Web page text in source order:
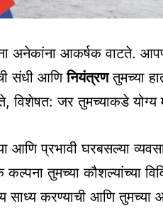
अनेकांना आकर्षक वाटते.
संधी आणिनियंत्रणतुमच्या
जर तुमच्याकडे योग्य
आणि प्रभावी घरबसल्या
कल्पना तुमच्या कौशल्यांच्या
करण्याची आणि तुमच्या